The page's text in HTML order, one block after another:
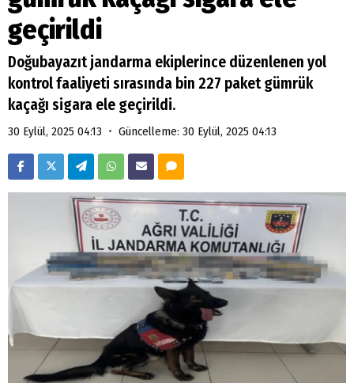
18:29ÇARŞI CADDESİ YAZ BOZ TAHTASI
geçirildi
Doğubayazıt jandarma ekiplerince düzenlenen yol
kontrol faaliyeti sırasında bin 227 paket gümrük
kaçağı sigara ele geçirildi.
30 Eylül, 2025 04:13 • Güncelleme: 30 Eylül, 2025 04:13